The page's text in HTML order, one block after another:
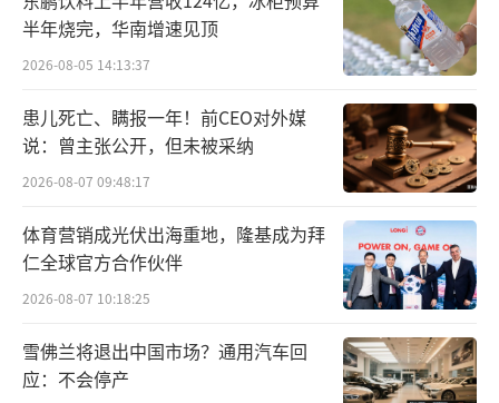
半年烧完，华南增速见顶
2026-08-05 14:13:37
患儿死亡、瞒报一年！前CEO对外媒
说：曾主张公开，但未被采纳
2026-08-07 09:48:17
体育营销成光伏出海重地，隆基成为拜
仁全球官方合作伙伴
2026-08-07 10:18:25
雪佛兰将退出中国市场？通用汽车回
应：不会停产